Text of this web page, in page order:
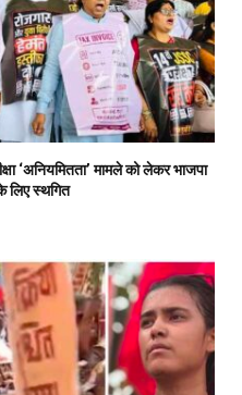
‘अनियमितता’ मामले को लेकर भाजपा
लिए स्थगित